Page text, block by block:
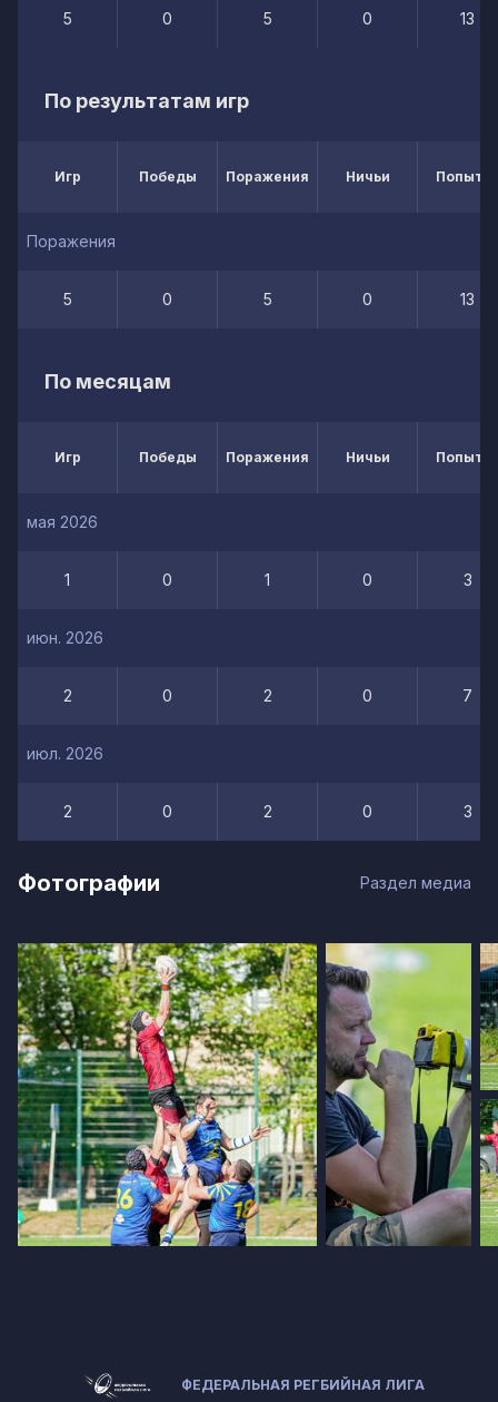
5 0 5 0 13
По результатам игр
Игр Победы Поражения Ничьи
Поражения
5 0 5 0 13
По месяцам
Игр Победы Поражения Ничьи
мая 2026
1 0 1 0 3
июн. 2026
2 0 2 0 7
июл. 2026
2 0 2 0 3
Фотографии Раздел медиа
ФЕДЕРАЛЬНАЯ РЕГБИЙНАЯ ЛИГА